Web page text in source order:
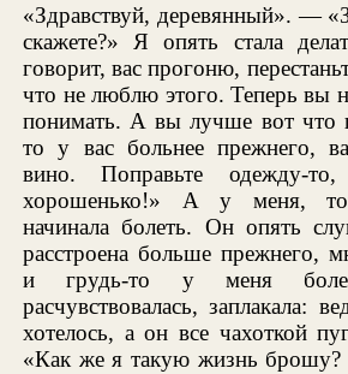
«Здравствуй, деревянный». —
скажете?» Я опять стала
говорит, вас прогоню,
что не люблю этого. Теперь вы
понимать. А вы лучше вот что
то у вас больнее прежнего,
вино. Поправьте одежду-
хорошенько!» А у меня,
начинала болеть. Он опять
расстроена больше прежнего,
и грудь-то у меня
расчувствовалась, заплакала:
хотелось, а он все чахоткой
«Как же я такую жизнь брошу?